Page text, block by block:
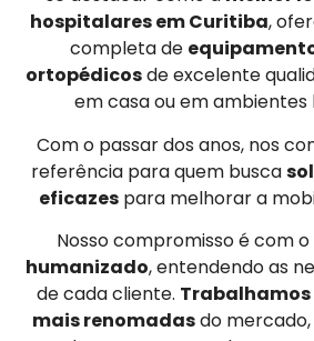
hospitalares em Curitiba,
completa de
ortopédicosde excelente
em casa ou em ambientes
Com o passar dos anos, nos
referência para quem busca
eficazespara melhorar a
Nosso compromisso é com o
humanizado, entendendo as
de cada cliente.
mais renomadasdo